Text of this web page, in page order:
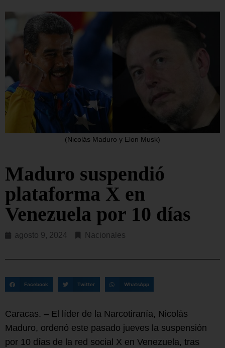
(Nicolás Maduro y Elon Musk)
Maduro suspendió
plataforma X en
Venezuela por 10 días
agosto 9, 2024 Nacionales
Facebook Twitter WhatsApp
Caracas. – El líder de la Narcotiranía, Nicolás
Maduro, ordenó este pasado jueves la suspensión
por 10 días de la red social X en Venezuela, tras